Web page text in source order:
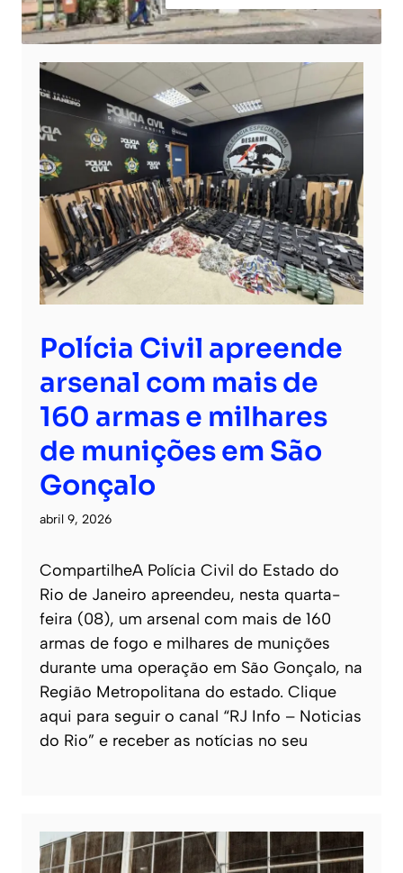
Polícia Civil apreende
arsenal com mais de
160 armas e milhares
de munições em São
Gonçalo
abril 9, 2026
CompartilheA Polícia Civil do Estado do
Rio de Janeiro apreendeu, nesta quarta-
feira (08), um arsenal com mais de 160
armas de fogo e milhares de munições
durante uma operação em São Gonçalo, na
Região Metropolitana do estado. Clique
aqui para seguir o canal “RJ Info – Noticias
do Rio” e receber as notícias no seu